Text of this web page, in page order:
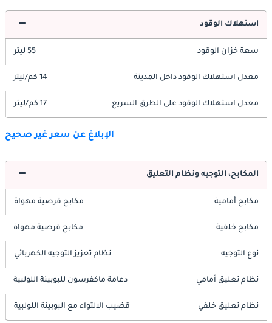
استهلاك الوقود
سعة خزان الوقود 55 ليتر
معدل استهلاك الوقود داخل المدينة 14 كم/ليتر
معدل استهلاك الوقود على الطرق السريع 17 كم/ليتر
الإبلاغ عن سعر غير صحيح
المكابح، التوجيه ونظام التعليق
مكابح أمامية مكابح قرصية مهواة
مكابح خلفية مكابح قرصية مهواة
نوع التوجيه نظام تعزيز التوجيه الكهربائي
نظام تعليق أمامي دعامة ماكفرسون للبوبينة اللولبية
نظام تعليق خلفي قضيب الالتواء مع البوبينة اللولبية